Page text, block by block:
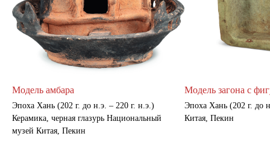
Модель амбара
Эпоха Хань (202 г. до н.э. – 220 г. н.э.)
Керамика, черная глазурь Национальный
музей Китая, Пекин
Модель загона с
Эпоха Хань (202 г. до
Китая, Пекин